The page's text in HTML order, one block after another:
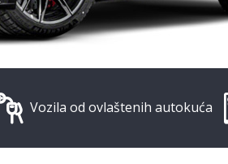
Vozila od ovlaštenih autokuća